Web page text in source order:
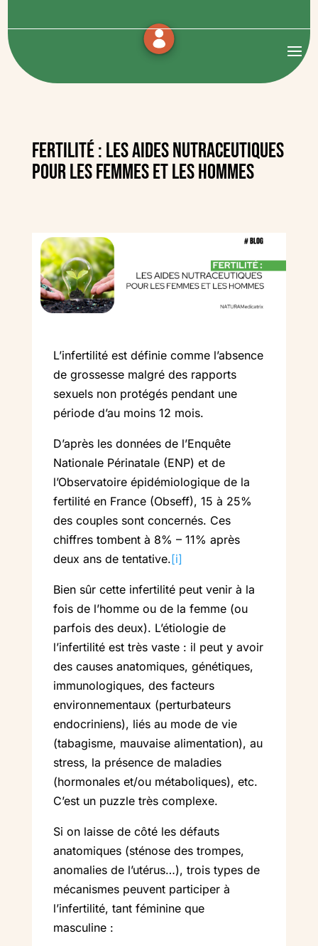
Fertilité : les aides nutraceutiques
pour les femmes et les hommes
L’infertilité est définie comme l’absence
de grossesse malgré des rapports
sexuels non protégés pendant une
période d’au moins 12 mois.
D’après les données de l’Enquête
Nationale Périnatale (ENP) et de
l’Observatoire épidémiologique de la
fertilité en France (Obseff), 15 à 25%
des couples sont concernés. Ces
chiffres tombent à 8% – 11% après
deux ans de tentative.[i]
Bien sûr cette infertilité peut venir à la
fois de l’homme ou de la femme (ou
parfois des deux). L’étiologie de
l’infertilité est très vaste : il peut y avoir
des causes anatomiques, génétiques,
immunologiques, des facteurs
environnementaux (perturbateurs
endocriniens), liés au mode de vie
(tabagisme, mauvaise alimentation), au
stress, la présence de maladies
(hormonales et/ou métaboliques), etc.
C’est un puzzle très complexe.
Si on laisse de côté les défauts
anatomiques (sténose des trompes,
anomalies de l’utérus…), trois types de
mécanismes peuvent participer à
l’infertilité, tant féminine que
masculine :